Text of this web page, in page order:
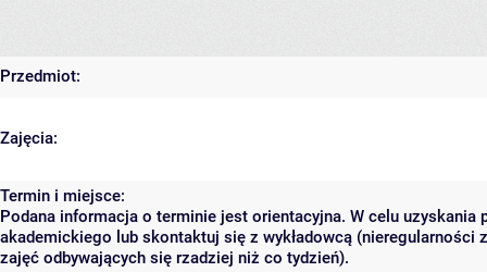
Przedmiot:
Zajęcia:
Termin i miejsce:
Podana informacja o terminie jest orientacyjna. W celu
akademickiego lub skontaktuj się z wykładowcą (nieregularności
zajęć odbywających się rzadziej niż co tydzień).